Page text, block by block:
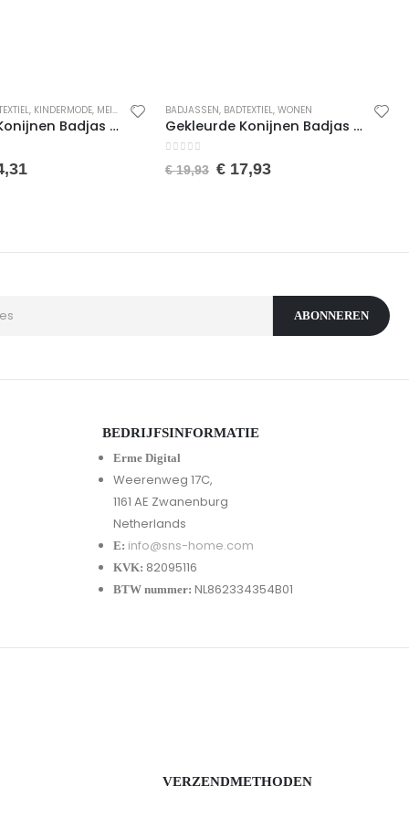
, KINDERMODE, MEISJES ,ONDERGOED & PYJAMA'S,PYJAMA'S,WONEN
Gekleurde Konijnen Badjas voor Jongens en Meisjes – Kinderbadjas – Gekleurde Badjas – Katoenen Badjas – Licht Roze en Wit – 3/4 Jaar
BADJASSEN, BADTEXTIEL, WONEN
Gekleurde Konijnen Badjas voor Jongens en Meisjes – Kinderbadjas – Gekleurde Badjas – Katoenen Badjas – Licht Roze en Wit – 5/6 Jaar
van de 5
€19,93 € 17,93
BEDRIJFSINFORMATIE
Erme Digital
Weerenweg 17C,
1161 AE Zwanenburg
Netherlands
E: info@sns-home.com
KVK: 82095116
BTW nummer: NL862334354B01
VERZENDMETHODEN